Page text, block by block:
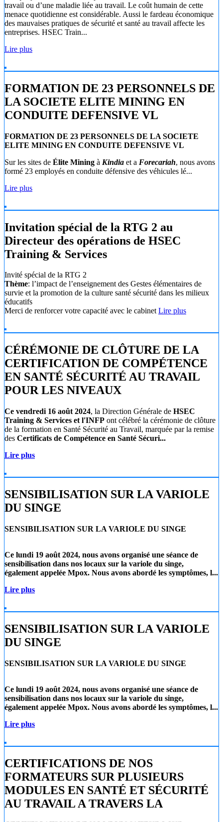
travail ou d’une maladie liée au travail. Le coût humain de cette
menace quotidienne est considérable. Aussi le fardeau économique
des mauvaises pratiques de sécurité et santé au travail affecte les
entreprises. HSEC Train...
Lire plus
FORMATION DE 23 PERSONNELS DE
LA SOCIETE ELITE MINING EN
CONDUITE DEFENSIVE VL
FORMATION DE 23 PERSONNELS DE LA SOCIETE
ELITE MINING EN CONDUITE DEFENSIVE VL
Sur les sites de Élite Mining à Kindia et a Forecariah, nous avons
formé 23 employés en conduite défensive des véhicules lé...
Lire plus
Invitation spécial de la RTG 2 au
Directeur des opérations de HSEC
Training & Services
Invité spécial de la RTG 2
Thème: l’impact de l’enseignement des Gestes élémentaires de
survie et la promotion de la culture santé sécurité dans les milieux
éducatifs
Merci de renforcer votre capacité avec le cabinetLire plus
CÉRÉMONIE DE CLÔTURE DE LA
CERTIFICATION DE COMPÉTENCE
EN SANTÉ SÉCURITÉ AU TRAVAIL
POUR LES NIVEAUX
Ce vendredi 16 août 2024, la Direction Générale de HSEC
Training & Services et l'INFP ont célébré la cérémonie de clôture
de la formation en Santé Sécurité au Travail, marquée par la remise
des Certificats de Compétence en Santé Sécuri...
Lire plus
SENSIBILISATION SUR LA VARIOLE
DU SINGE
SENSIBILISATION SUR LA VARIOLE DU SINGE
Ce lundi 19 août 2024, nous avons organisé une séance de
sensibilisation dans nos locaux sur la variole du singe,
également appelée Mpox. Nous avons abordé les symptômes, l...
Lire plus
SENSIBILISATION SUR LA VARIOLE
DU SINGE
SENSIBILISATION SUR LA VARIOLE DU SINGE
Ce lundi 19 août 2024, nous avons organisé une séance de
sensibilisation dans nos locaux sur la variole du singe,
également appelée Mpox. Nous avons abordé les symptômes, l...
Lire plus
CERTIFICATIONS DE NOS
FORMATEURS SUR PLUSIEURS
MODULES EN SANTÉ ET SÉCURITÉ
AU TRAVAIL A TRAVERS LA